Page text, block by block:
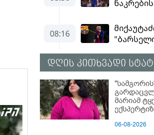
დღის კითხვადი
მარიამ
გოგონას
06-08-2026